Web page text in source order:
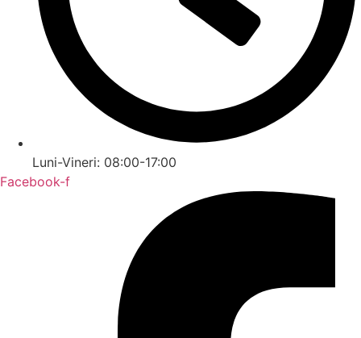
Luni-Vineri: 08:00-17:00
Facebook-f